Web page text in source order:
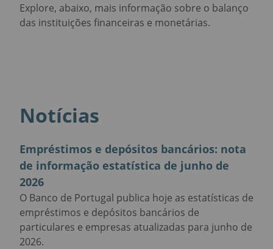
Explore, abaixo, mais informação sobre o balanço
das instituições financeiras e monetárias.
Notícias
Empréstimos e depósitos bancários: nota
de informação estatística de junho de
2026
O Banco de Portugal publica hoje as estatísticas de
empréstimos e depósitos bancários de
particulares e empresas atualizadas para junho de
2026.